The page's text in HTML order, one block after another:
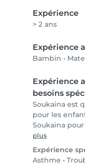
Expérience
> 2 ans
Expérience
Bambin •
Expérience
besoins
Soukaina est
pour les
Soukaina
plus
Expérience
Asthme •